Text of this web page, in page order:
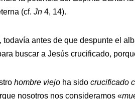
(cf. Jn 4, 14).
todavía antes de que despunte el
buscar a Jesús crucificado,
hombre viejo ha sido crucificado
nosotros nos consideramos «